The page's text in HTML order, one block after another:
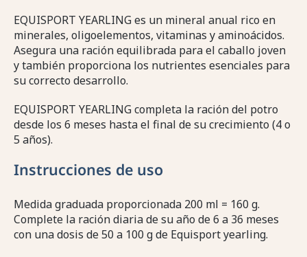
EQUISPORT YEARLING es un mineral anual rico en
minerales, oligoelementos, vitaminas y aminoácidos.
Asegura una ración equilibrada para el caballo joven
y también proporciona los nutrientes esenciales para
su correcto desarrollo.
EQUISPORT YEARLING completa la ración del potro
desde los 6 meses hasta el final de su crecimiento (4 o
5 años).
Instrucciones de uso
Medida graduada proporcionada 200 ml = 160 g.
Complete la ración diaria de su año de 6 a 36 meses
con una dosis de 50 a 100 g de Equisport yearling.